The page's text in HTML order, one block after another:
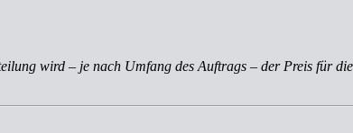
wird – je nach Umfang des Auftrags – der Preis für